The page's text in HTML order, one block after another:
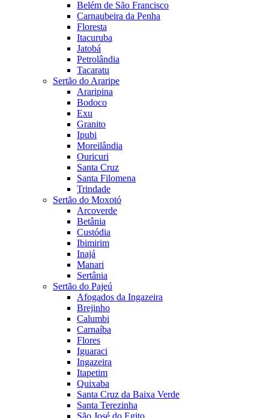
Belém de São Francisco
Carnaubeira da Penha
Floresta
Itacuruba
Jatobá
Petrolândia
Tacaratu
Sertão do Araripe
Araripina
Bodoco
Exu
Granito
Ipubi
Moreilândia
Ouricuri
Santa Cruz
Santa Filomena
Trindade
Sertão do Moxotó
Arcoverde
Betânia
Custódia
Ibimirim
Inajá
Manari
Sertânia
Sertão do Pajeú
Afogados da Ingazeira
Brejinho
Calumbi
Carnaíba
Flores
Iguaraci
Ingazeira
Itapetim
Quixaba
Santa Cruz da Baixa Verde
Santa Terezinha
São José do Egito